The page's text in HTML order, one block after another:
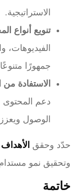
الاستراتيجية.
تنويع أنواع
الفيديوهات،
جمهورًا
الاستفادة
دعم المحتوى
الوصول ويعزز
حدّد وحقق
وتحقيق نمو مستدام
خاتمة